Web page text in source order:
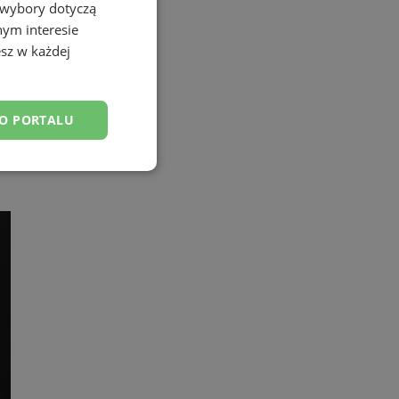
dotyczą
interesie
w każdej
PORTALU
użytkownika i